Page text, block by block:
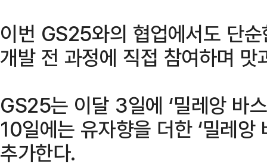
이번 GS25와의 협업에서도 단
개발 전 과정에 직접 참여하며
GS25는 이달 3일에 ‘밀레앙 바
10일에는 유자향을 더한 ‘밀레앙
추가한다.